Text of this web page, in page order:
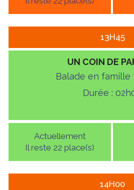
13H45
UN COIN DE
Balade en famille
Durée :
Actuellement
Il reste 22 place(s)
14H00